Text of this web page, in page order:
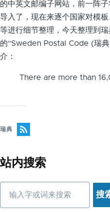
的中英文邮编子网站，前一阵
导入了，现在来逐个国家对模
等进行细节整理，今天整理到
的“Sweden Postal Code (瑞典
介：
There are more than
瑞典
站内搜索